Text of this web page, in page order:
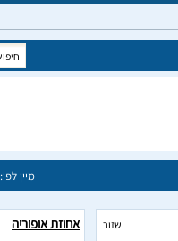
מיין לפי:
שזור אחוזת אופוריה